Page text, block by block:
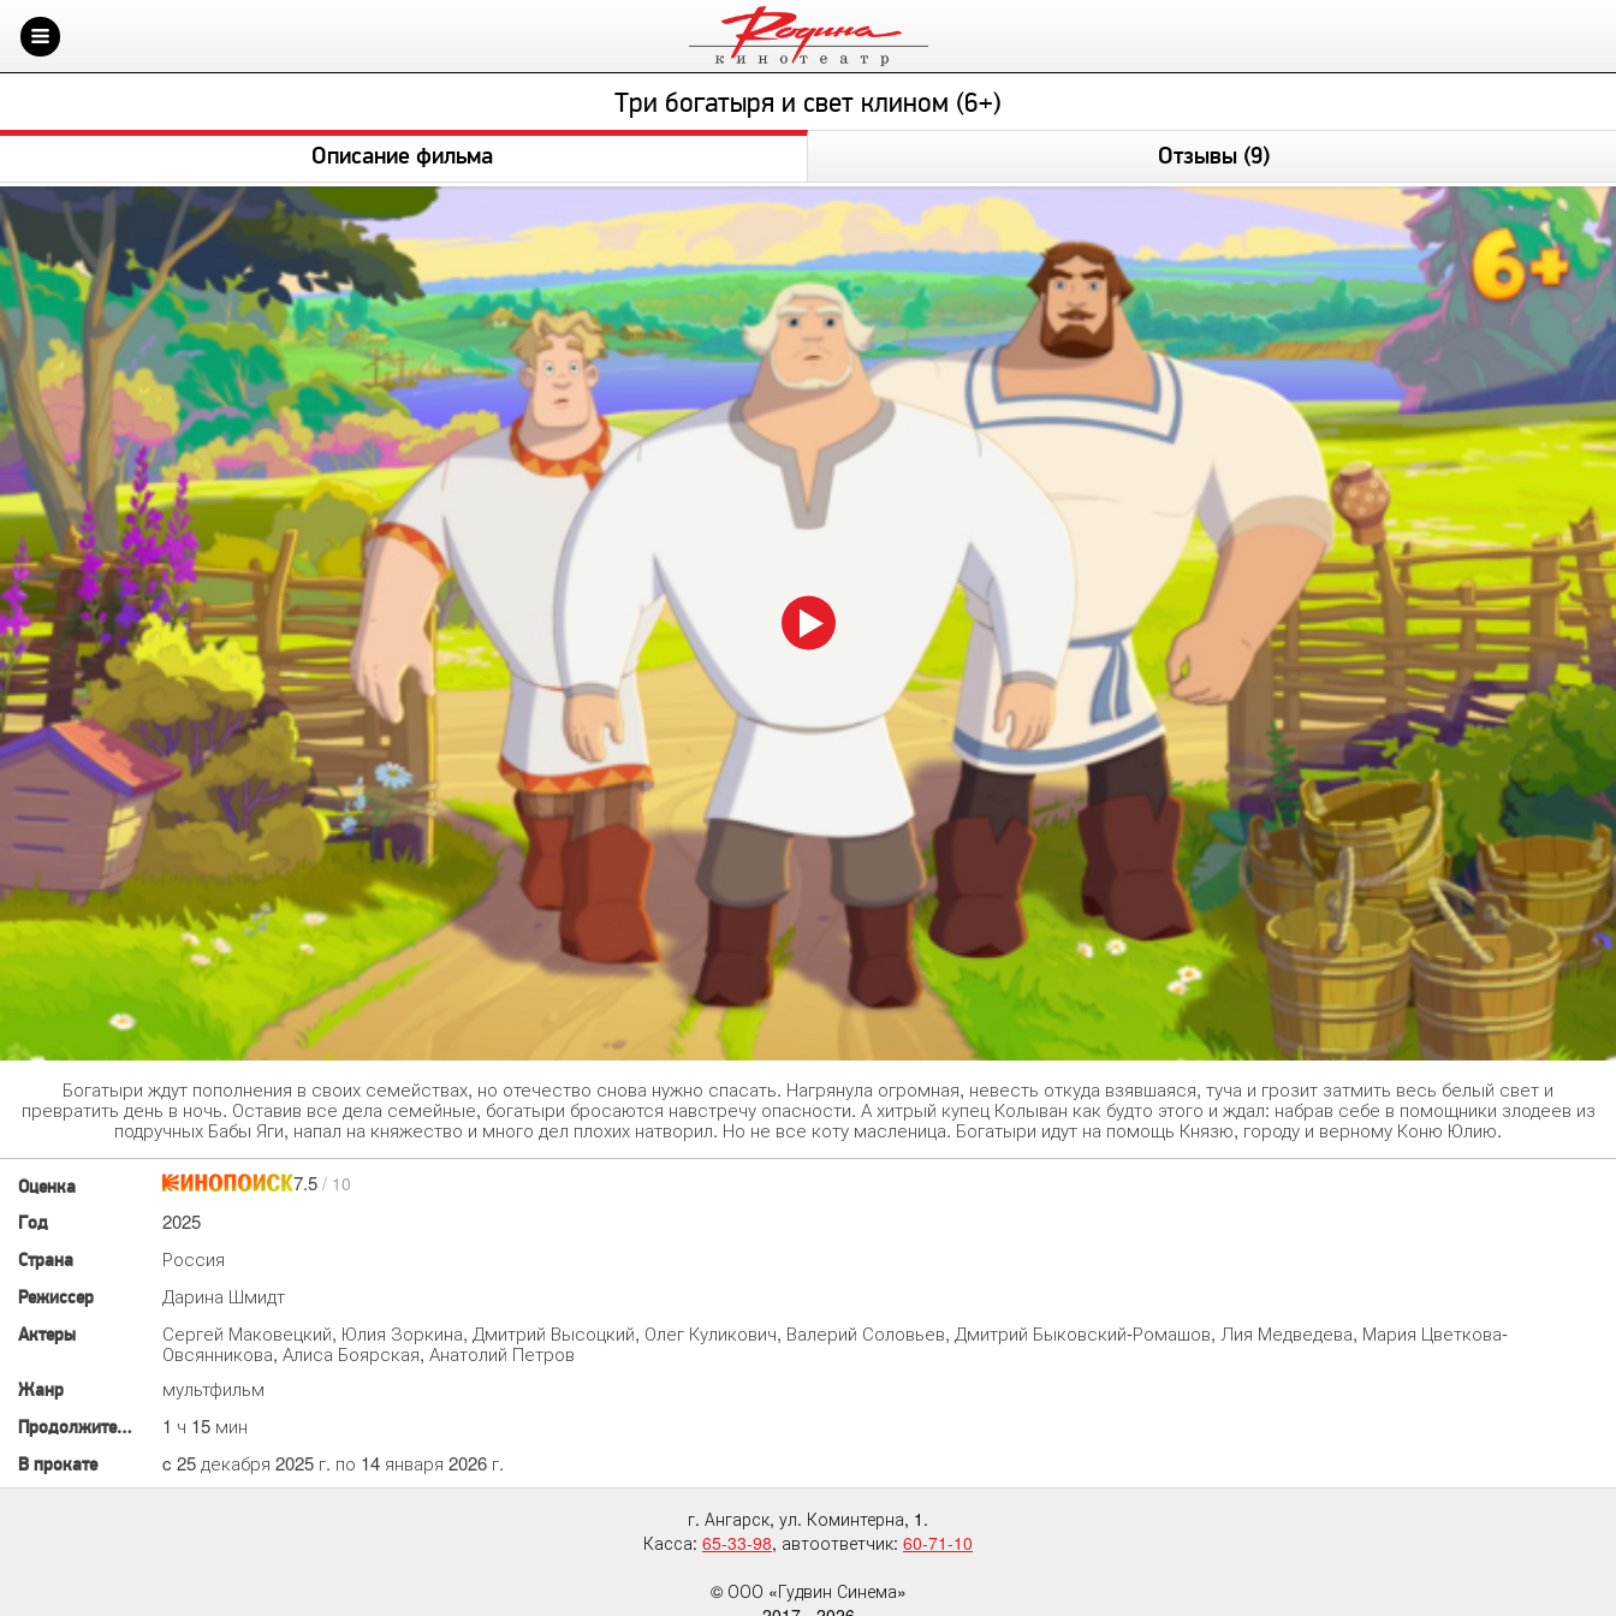
Три богатыря и свет клином (6+)
Описание фильма Отзывы (9)
Богатыри ждут пополнения в своих семействах, но отечество снова нужно спасать. Нагрянула огромная, невесть откуда взявшаяся, туча и грозит затмить весь белый свет и
превратить день в ночь. Оставив все дела семейные, богатыри бросаются навстречу опасности. А хитрый купец Колыван как будто этого и ждал: набрав себе в помощники злодеев из
подручных Бабы Яги, напал на княжество и много дел плохих натворил. Но не все коту масленица. Богатыри идут на помощь Князю, городу и верному Коню Юлию.
Оценка 7.5 / 10
Год 2025
Страна Россия
Режиссер Дарина Шмидт
Актеры
Сергей Маковецкий, Юлия Зоркина, Дмитрий Высоцкий, Олег Куликович, Валерий Соловьев, Дмитрий Быковский-Ромашов, Лия Медведева, Мария Цветкова-
Овсянникова, Алиса Боярская, Анатолий Петров
Жанр мультфильм
Продолжительность 1 ч 15 мин
В прокате c 25 декабря 2025 г. по 14 января 2026 г.
г. Ангарск, ул. Коминтерна, 1.
Касса: 65-33-98, автоответчик: 60-71-10
© ООО «Гудвин Синема»